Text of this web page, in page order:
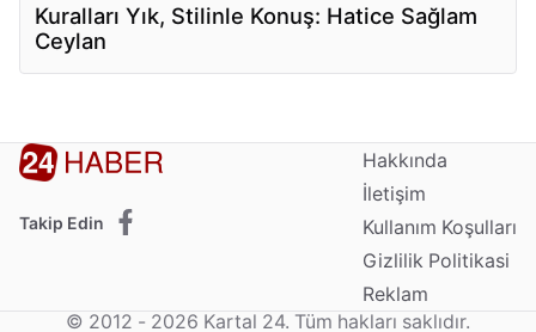
Kuralları Yık, Stilinle Konuş: Hatice Sağlam
Ceylan
Takip Edin
Hakkında
İletişim
Kullanım Koşulları
Gizlilik Politikasi
Reklam
© 2012 - 2026 Kartal 24. Tüm hakları saklıdır.